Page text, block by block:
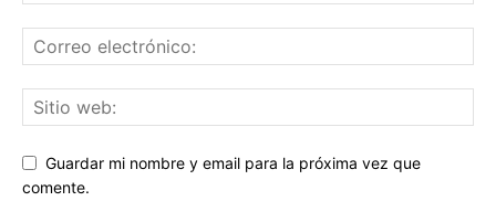
Guardar mi nombre y email para la próxima vez que
comente.